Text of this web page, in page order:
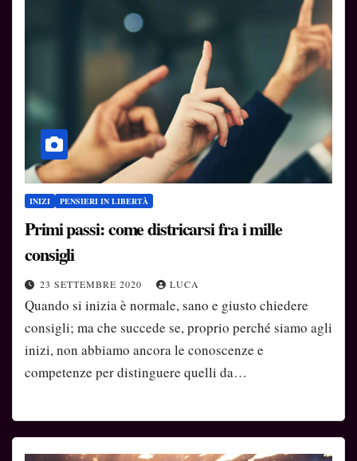
INIZI PENSIERI IN LIBERTÀ
Primi passi: come districarsi fra i mille
consigli
23 SETTEMBRE 2020 LUCA
Quando si inizia è normale, sano e giusto chiedere
consigli; ma che succede se, proprio perché siamo agli
inizi, non abbiamo ancora le conoscenze e
competenze per distinguere quelli da…